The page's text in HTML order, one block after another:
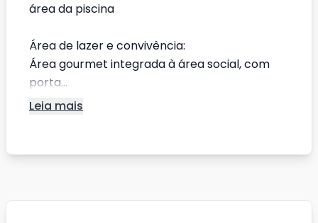
área da piscina
Área de lazer e convivência:
Área gourmet integrada à área social, com
porta...
Leia mais